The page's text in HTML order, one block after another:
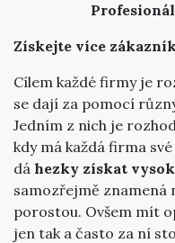
Získejte více
Cílem každé firmy je
se dají za pomocí
Jedním z nich je
kdy má každá firma
dá hezky získat
samozřejmě znamená
porostou. Ovšem mít
jen tak a často za ní